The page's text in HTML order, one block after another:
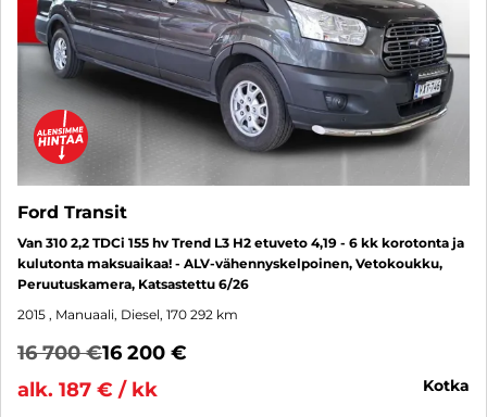
Ford Transit
Van 310 2,2 TDCi 155 hv Trend L3 H2 etuveto 4,19 - 6 kk korotonta ja
kulutonta maksuaikaa! - ALV-vähennyskelpoinen, Vetokoukku,
Peruutuskamera, Katsastettu 6/26
2015 , Manuaali, Diesel, 170 292 km
16 700 €16 200 €
alk. 187 € / kk
kotka